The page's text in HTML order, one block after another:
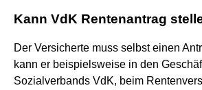
Kann VdK Rentenantrag
Der Versicherte muss selbst einen
kann er beispielsweise in den
Sozialverbands VdK, beim